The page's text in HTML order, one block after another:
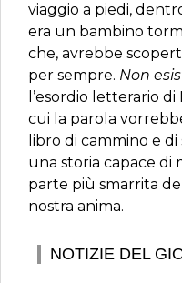
viaggio a piedi,
era un bambino
che, avrebbe
per sempre. Non
l’esordio letterario
cui la parola
libro di cammino e
una storia capace
parte più smarrita
nostra anima.
NOTIZIE DEL